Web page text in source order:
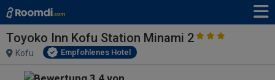
Toyoko Inn Kofu Station Minami 2
Kofu Empfohlenes Hotel